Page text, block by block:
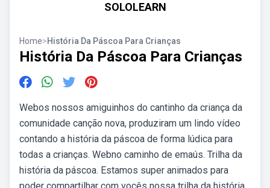
SOLOLEARN
Home>História Da Páscoa Para Crianças
História Da Páscoa Para Crianças
Webos nossos amiguinhos do cantinho da criança da
comunidade canção nova, produziram um lindo vídeo
contando a história da páscoa de forma lúdica para
todas a crianças. Webno caminho de emaús. Trilha da
história da páscoa. Estamos super animados para